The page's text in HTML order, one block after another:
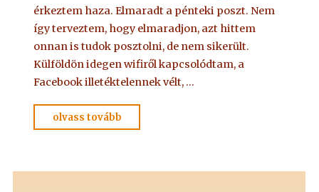
érkeztem haza. Elmaradt a pénteki poszt. Nem
így terveztem, hogy elmaradjon, azt hittem
onnan is tudok posztolni, de nem sikerült.
Külföldön idegen wifiről kapcsolódtam, a
Facebook illetéktelennek vélt, …
olvass tovább
NYOMÁBAN
1."